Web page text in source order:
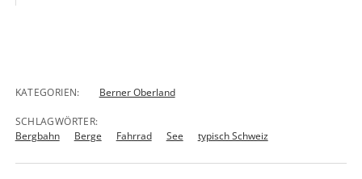
KATEGORIEN: Berner Oberland
SCHLAGWÖRTER:
Bergbahn
Berge Fahrrad See typisch Schweiz